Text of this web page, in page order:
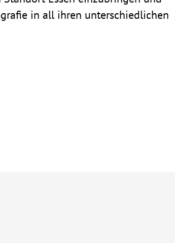
in all ihren unter­schied­li­chen